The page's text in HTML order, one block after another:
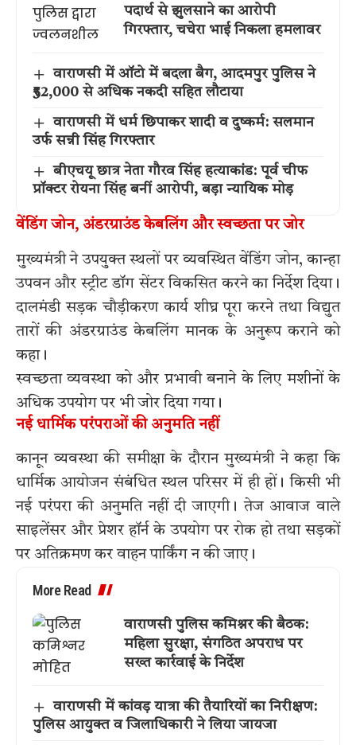
पदार्थ से झुलसाने का आरोपी
गिरफ्तार, चचेरा भाई निकला हमलावर
वाराणसी में ऑटो में बदला बैग, आदमपुर पुलिस ने
₹52,000 से अधिक नकदी सहित लौटाया
वाराणसी में धर्म छिपाकर शादी व दुष्कर्म: सलमान
उर्फ सन्नी सिंह गिरफ्तार
बीएचयू छात्र नेता गौरव सिंह हत्याकांड: पूर्व चीफ
प्रॉक्टर रोयना सिंह बनीं आरोपी, बड़ा न्यायिक मोड़
वेंडिंग जोन, अंडरग्राउंड केबलिंग और स्वच्छता पर जोर
मुख्यमंत्री ने उपयुक्त स्थलों पर व्यवस्थित वेंडिंग जोन, कान्हा
उपवन और स्ट्रीट डॉग सेंटर विकसित करने का निर्देश दिया।
दालमंडी सड़क चौड़ीकरण कार्य शीघ्र पूरा करने तथा विद्युत
तारों की अंडरग्राउंड केबलिंग मानक के अनुरूप कराने को
कहा।
स्वच्छता व्यवस्था को और प्रभावी बनाने के लिए मशीनों के
अधिक उपयोग पर भी जोर दिया गया।
नई धार्मिक परंपराओं की अनुमति नहीं
कानून व्यवस्था की समीक्षा के दौरान मुख्यमंत्री ने कहा कि
धार्मिक आयोजन संबंधित स्थल परिसर में ही हों। किसी भी
नई परंपरा की अनुमति नहीं दी जाएगी। तेज आवाज वाले
साइलेंसर और प्रेशर हॉर्न के उपयोग पर रोक हो तथा सड़कों
पर अतिक्रमण कर वाहन पार्किंग न की जाए।
More Read
वाराणसी पुलिस कमिश्नर की बैठक:
महिला सुरक्षा, संगठित अपराध पर
सख्त कार्रवाई के निर्देश
वाराणसी में कांवड़ यात्रा की तैयारियों का निरीक्षण:
पुलिस आयुक्त व जिलाधिकारी ने लिया जायजा